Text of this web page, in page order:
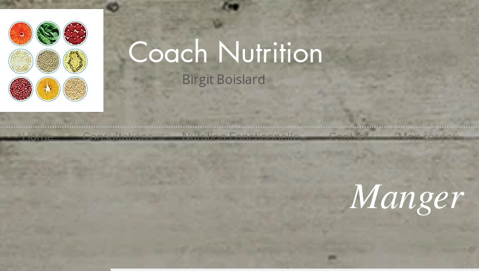
Coach Nutrition
Birgit Boislard
Home Consultations Nutrition Fonctionnelle Contact Mon réseau
Manger